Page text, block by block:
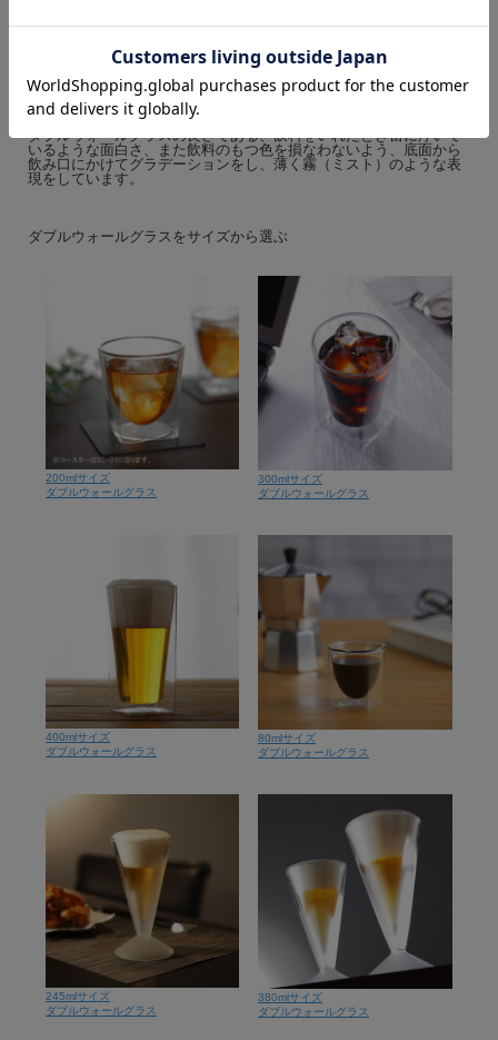
ダブルウォールグラスは、耐熱ガラスでできていますが、耐熱ガラ
スの焼成温度は低く再現できる色の種類が陶磁器などに比べ限られ
ます。レイエスでは、塗料の調合・塗装方法・焼成温度など試行錯
誤の結果、カラーのダブルウォールグラスの開発に成功。
ブルー色・ピンク色・グリーン色・オレンジ色・イエロー色を展開
しています。
ダブルウォールグラスの良さである、飲料をいれたとき宙に浮いて
いるような面白さ、また飲料のもつ色を損なわないよう、底面から
飲み口にかけてグラデーションをし、薄く霧（ミスト）のような表
現をしています。
ダブルウォールグラスをサイズから選ぶ
200mlサイズ
ダブルウォールグラス
300mlサイズ
ダブルウォールグラス
400mlサイズ
ダブルウォールグラス
80mlサイズ
ダブルウォールグラス
245mlサイズ
ダブルウォールグラス
380mlサイズ
ダブルウォールグラス